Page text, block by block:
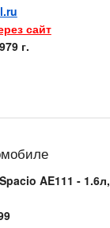
сайт
г.
AE111 -